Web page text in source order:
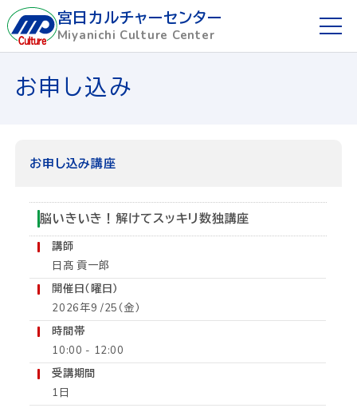
宮日カルチャーセンター
Miyanichi Culture Center
ホーム
お申し込み方法
講座を探す
講師募集
懇話会
宮日めばえ教室
お申し込み
お申し込み講座
脳いきいき！解けてスッキリ数独講座
講師
日髙 貢一郎
開催日（曜日）
2026年9 /25（金）
時間帯
10:00 - 12:00
受講期間
1日